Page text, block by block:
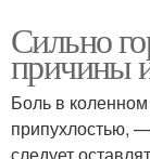
Сильно
причины
Боль в
припухлостью,